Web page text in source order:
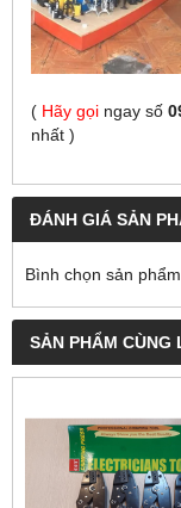
( Hãy gọi ngay số
nhất )
ĐÁNH GIÁ SẢN
Bình chọn sản
SẢN PHẨM CÙNG